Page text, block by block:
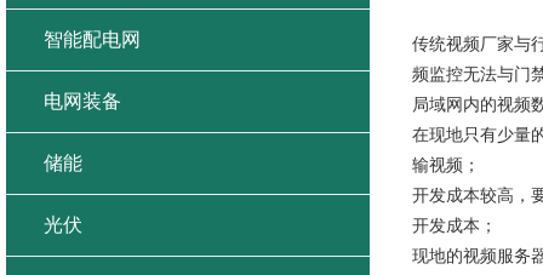
传统视频厂家与
频监控无法与门
局域网内的视频
在现地只有少量
输视频；
开发成本较高，
开发成本；
现地的视频服务
智能配电网
电网装备
储能
光伏